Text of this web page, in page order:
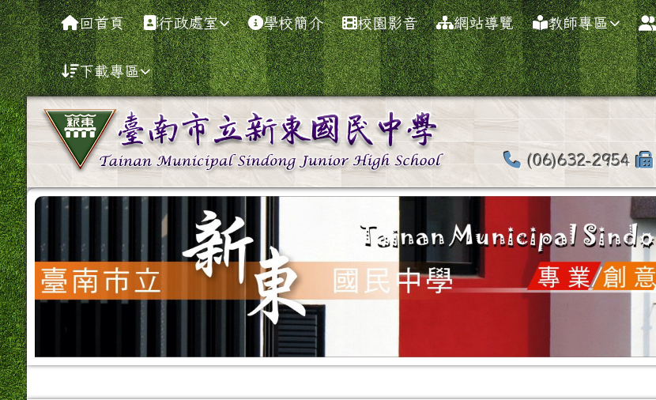
跳至主內容區
臺南市新營區新東國中全球資訊網
導覽列 回首頁 行政處室 學校簡介 校園影音 網站導覽 教師專區
下載專區
(06)632-2954